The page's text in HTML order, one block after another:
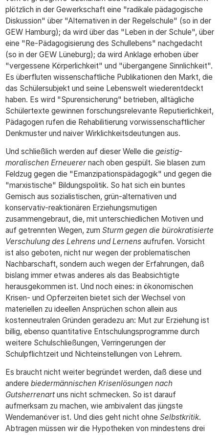
plötzlich in der Gewerkschaft eine "radikale pädagogische
Diskussion" über "Alternativen in der Regelschule" (so in der
GEW Hamburg); da wird über das "Leben in der Schule", über
eine "Re-Pädagogisierung des Schullebens" nachgedacht
(so in der GEW Lüneburg); da wird Anklage erhoben über
"vergessene Körperlichkeit" und "übergangene Sinnlichkeit".
Es überfluten wissenschaftliche Publikationen den Markt, die
das Schülersubjekt und seine Lebenswelt wiederentdeckt
haben. Es wird "Spurensicherung" betrieben, alltägliche
Schülertexte gewinnen forschungsrelevante Reputierlichkeit,
Pädagogen rufen die Rehabilitierung vorwissenschaftlicher
Denkmuster und naiver Wirklichkeitsdeutungen aus.
Und schließlich werden auf dieser Welle die geistig-
moralischen Erneuerernach oben gespült. Sie blasen zum
Feldzug gegen die "Emanzipationspädagogik" und gegen die
"marxistische" Bildungspolitik. So hat sich ein buntes
Gemisch aus sozialistischen, grün-alternativen und
konservativ-reaktionären Erziehungsmutigen
zusammengebraut, die, mit unterschiedlichen Motiven und
auf getrennten Wegen, zum Sturm gegen die bürokratisierte
Verschulung des Lehrens und Lernensaufrufen. Vorsicht
ist also geboten, nicht nur wegen der problematischen
Nachbarschaft, sondern auch wegen der Erfahrungen, daß
bislang immer etwas anderes als das Beabsichtigte
herausgekommen ist. Und noch eines: in ökonomischen
Krisen- und Opferzeiten bietet sich der Wechsel von
materiellen zu ideellen Ansprüchen schon allein aus
kostenneutralen Gründen geradezu an: Mut zur Erziehung ist
billig, ebenso quantitative Entschulungsprogramme durch
weitere Schulschließungen, Verringerungen der
Schulpflichtzeit und Nichteinstellungen von Lehrern.
Es braucht nicht weiter begründet werden, daß diese und
andere biedermännischen Krisenlösungen nach
Gutsherrenartuns nicht schmecken. So ist darauf
aufmerksam zu machen, wie ambivalent das jüngste
Wendemanöver ist. Und dies geht nicht ohne Selbstkritik.
Abtragen müssen wir die Hypotheken von mindestens drei